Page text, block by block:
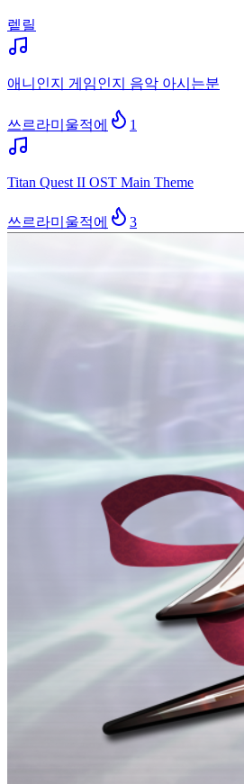
렡릴
애니인지 게임인지 음악 아시는분
쓰르라미울적에 1
Titan Quest II OST Main Theme
쓰르라미울적에 3